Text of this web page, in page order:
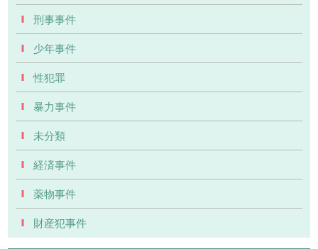
刑事事件
少年事件
性犯罪
暴力事件
未分類
経済事件
薬物事件
財産犯事件